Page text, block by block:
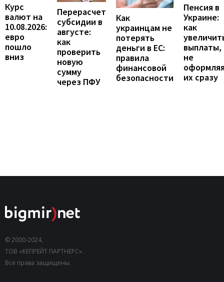
Курс
валют на
10.08.2026:
евро
пошло
вниз
Перерасчет
субсидии в
августе:
как
проверить
новую
сумму
через ПФУ
Как
украинцам не
потерять
деньги в ЕС:
правила
финансовой
безопасности
Пенсия в
Украине:
как
выплаты,
не
их сразу
© 2000-2024,
ТОВ «КЕПРЕЙТ ПАРТНЕРС».
Все права защищены.